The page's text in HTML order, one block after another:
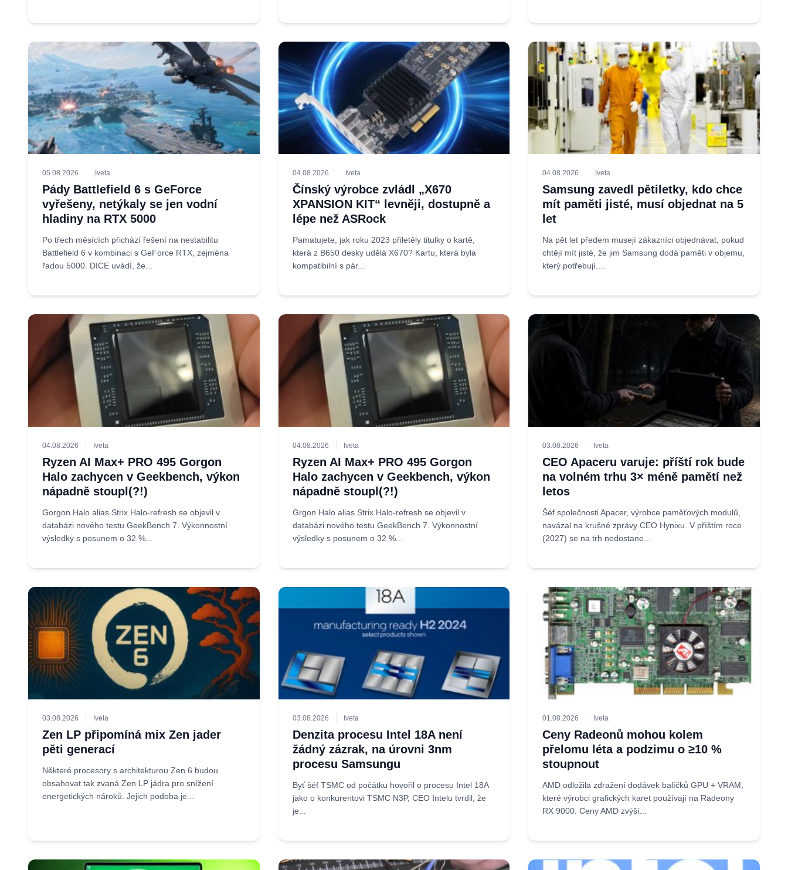
05.08.2026 Iveta
Pády Battlefield 6 s GeForce
vyřešeny, netýkaly se jen vodní
hladiny na RTX 5000
Po třech měsících přichází řešení na nestabilitu
Battlefield 6 v kombinaci s GeForce RTX, zejména
řadou 5000. DICE uvádí, že...
04.08.2026 Iveta
Čínský výrobce zvládl „X670
XPANSION KIT“ levněji, dostupně a
lépe než ASRock
Pamatujete, jak roku 2023 přiletěly titulky o kartě,
která z B650 desky udělá X670? Kartu, která byla
kompatibilní s pár...
04.08.2026 Iveta
Samsung zavedl pětiletky, kdo chce
mít paměti jisté, musí objednat na 5
let
Na pět let předem musejí zákazníci objednávat, pokud
chtějí mít jisté, že jim Samsung dodá paměti v objemu,
který potřebují....
04.08.2026 Iveta
Ryzen AI Max+ PRO 495 Gorgon
Halo zachycen v Geekbench, výkon
nápadně stoupl(?!)
Gorgon Halo alias Strix Halo-refresh se objevil v
databázi nového testu GeekBench 7. Výkonnostní
výsledky s posunem o 32 %...
04.08.2026 Iveta
Ryzen AI Max+ PRO 495 Gorgon
Halo zachycen v Geekbench, výkon
nápadně stoupl(?!)
Grgon Halo alias Strix Halo-refresh se objevil v
databázi nového testu GeekBench 7. Výkonnostní
výsledky s posunem o 32 %...
03.08.2026 Iveta
CEO Apaceru varuje: příští rok bude
na volném trhu 3× méně pamětí než
letos
Šéf společnosti Apacer, výrobce paměťových modulů,
navázal na krušné zprávy CEO Hynixu. V příštím roce
(2027) se na trh nedostane...
03.08.2026 Iveta
Zen LP připomíná mix Zen jader
pěti generací
Některé procesory s architekturou Zen 6 budou
obsahovat tak zvaná Zen LP jádra pro snížení
energetických nároků. Jejich podoba je...
03.08.2026 Iveta
Denzita procesu Intel 18A není
žádný zázrak, na úrovni 3nm
procesu Samsungu
Byť šéf TSMC od počátku hovořil o procesu Intel 18A
jako o konkurentovi TSMC N3P, CEO Intelu tvrdil, že
je...
01.08.2026 Iveta
Ceny Radeonů mohou kolem
přelomu léta a podzimu o ≥10 %
stoupnout
AMD odložila zdražení dodávek balíčků GPU + VRAM,
které výrobci grafických karet používají na Radeony
RX 9000. Ceny AMD zvýší...